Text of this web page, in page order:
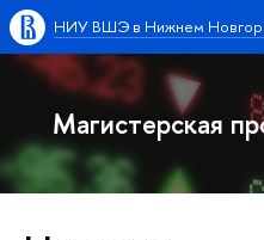
НИУ ВШЭ в Нижнем
Магистерская